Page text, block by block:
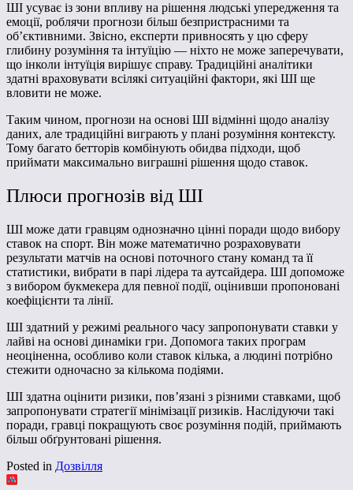
ШІ усуває із зони впливу на рішення людські упередження та
емоції, роблячи прогнози більш безпристрасними та
об’єктивними. Звісно, ​​експерти привносять у цю сферу
глибину розуміння та інтуїцію — ніхто не може заперечувати,
що інколи інтуїція вирішує справу. Традиційні аналітики
здатні враховувати всілякі ситуаційні фактори, які ШІ ще
вловити не може.
Таким чином, прогнози на основі ШІ відмінні щодо аналізу
даних, але традиційні виграють у плані розуміння контексту.
Тому багато бетторів комбінують обидва підходи, щоб
приймати максимально виграшні рішення щодо ставок.
Плюси прогнозів від ШІ
ШІ може дати гравцям однозначно цінні поради щодо вибору
ставок на спорт. Він може математично розраховувати
результати матчів на основі поточного стану команд та її
статистики, вибрати в парі лідера та аутсайдера. ШІ допоможе
з вибором букмекера для певної події, оцінивши пропоновані
коефіцієнти та лінії.
ШІ здатний у режимі реального часу запропонувати ставки у
лайві на основі динаміки гри. Допомога таких програм
неоціненна, особливо коли ставок кілька, а людині потрібно
стежити одночасно за кількома подіями.
ШІ здатна оцінити ризики, пов’язані з різними ставками, щоб
запропонувати стратегії мінімізації ризиків. Наслідуючи такі
поради, гравці покращують своє розуміння подій, приймають
більш обґрунтовані рішення.
Posted in Дозвілля